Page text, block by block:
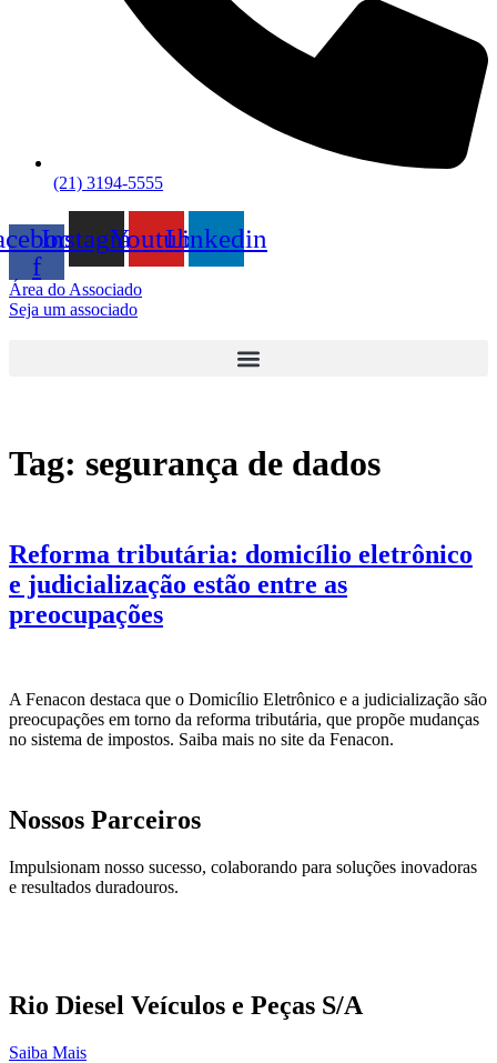
(21) 3194-5555
f
InstagramYoutubeLinkedin
Área do Associado
Seja um associado
Tag: segurança de dados
Reforma tributária: domicílio eletrônico
e judicialização estão entre as
preocupações
A Fenacon destaca que o Domicílio Eletrônico e a judicialização são
preocupações em torno da reforma tributária, que propõe mudanças
no sistema de impostos. Saiba mais no site da Fenacon.
Nossos Parceiros
Impulsionam nosso sucesso, colaborando para soluções inovadoras
e resultados duradouros.
Rio Diesel Veículos e Peças S/A
Saiba Mais